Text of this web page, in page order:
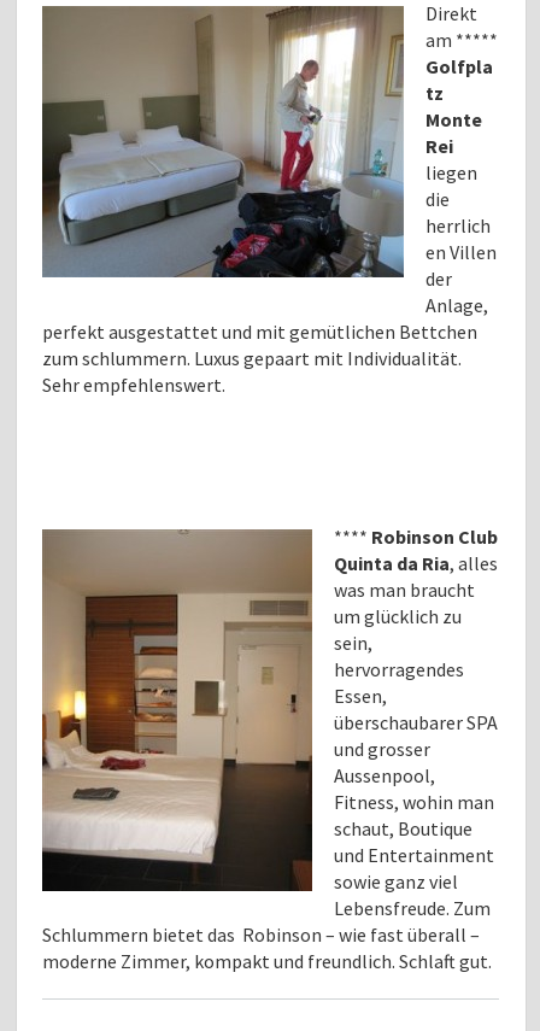
Direkt
am *****
Golfpla
tz
Monte
Rei
liegen
die
herrlich
en Villen
der
Anlage,
perfekt ausgestattet und mit gemütlichen Bettchen
zum schlummern. Luxus gepaart mit Individualität.
Sehr empfehlenswert.
**** Robinson Club
Quinta da Ria, alles
was man braucht
um glücklich zu
sein,
hervorragendes
Essen,
überschaubarer SPA
und grosser
Aussenpool,
Fitness, wohin man
schaut, Boutique
und Entertainment
sowie ganz viel
Lebensfreude. Zum
Schlummern bietet das Robinson – wie fast überall –
moderne Zimmer, kompakt und freundlich. Schlaft gut.